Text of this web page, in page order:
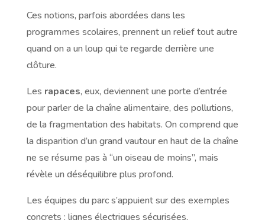
Ces notions, parfois abordées dans les
programmes scolaires, prennent un relief tout autre
quand on a un loup qui te regarde derrière une
clôture.
Les rapaces, eux, deviennent une porte d’entrée
pour parler de la chaîne alimentaire, des pollutions,
de la fragmentation des habitats. On comprend que
la disparition d’un grand vautour en haut de la chaîne
ne se résume pas à “un oiseau de moins”, mais
révèle un déséquilibre plus profond.
Les équipes du parc s’appuient sur des exemples
concrets : lignes électriques sécurisées,